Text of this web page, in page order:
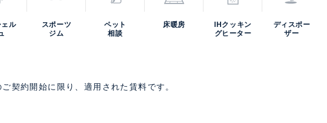
ェル
スポーツ
ジム
ペット
相談
床暖房
IHクッキン
グヒーター
ディスポー
ザー
契約開始に限り、適用された賃料です。